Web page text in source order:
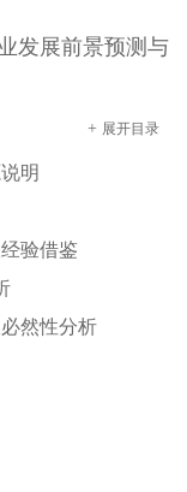
发展前景预测与
+ 展开目录
明
验借鉴
然性分析